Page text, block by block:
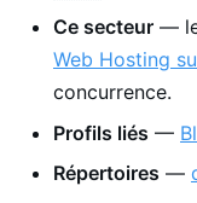
Ce secteur —
Web Hosting
concurrence.
Profils liés —
Répertoires —